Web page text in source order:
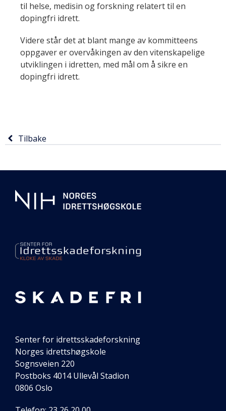
til helse, medisin og forskning relatert til en
dopingfri idrett.
Videre står det at blant mange av kommitteens
oppgaver er overvåkingen av den vitenskapelige
utviklingen i idretten, med mål om å sikre en
dopingfri idrett.
Tilbake
Tilbake
informasjon
vårt
Senter for idrettsskadeforskning
Norges idrettshøgskole
Sognsveien 220
Postboks 4014 Ullevål Stadion
0806 Oslo